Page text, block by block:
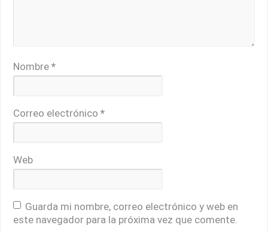
Nombre*
Correo electrónico*
Web
Guarda mi nombre, correo electrónico y web en
este navegador para la próxima vez que comente.